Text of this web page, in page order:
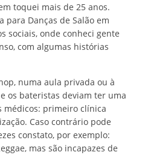
toquei mais de 25 anos.
para Danças de Salão em
sociais, onde conheci gente
com algumas histórias
numa aula privada ou à
os bateristas deviam ter uma
médicos: primeiro clínica
Caso contrário pode
constato, por exemplo:
mas são incapazes de